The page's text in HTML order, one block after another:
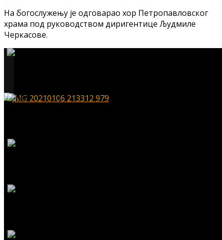
На богослужењу је одговарао хор Петропавловског
храма под руководством диригентице Људмиле
Черкасове.